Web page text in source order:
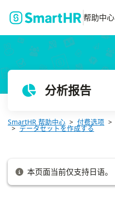
帮助中心
分析报告
SmartHR 帮助中心 付费选项
データセットを作成する
本页面当前仅支持日语。